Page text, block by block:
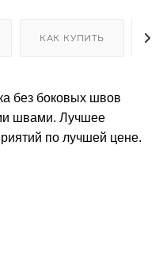
КАК КУПИТЬ
без боковых швов
швами. Лучшее
по лучшей цене.